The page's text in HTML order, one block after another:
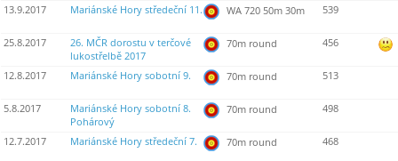
13.9.2017 Mariánské Hory středeční 11. WA 720 50m 30m 539
25.8.2017
26. MČR dorostu v terčové
lukostřelbě 2017
70m round 456
12.8.2017 Mariánské Hory sobotní 9. 70m round 513
5.8.2017
Mariánské Hory sobotní 8.
Pohárový
70m round 498
12.7.2017 Mariánské Hory středeční 7. 70m round 468